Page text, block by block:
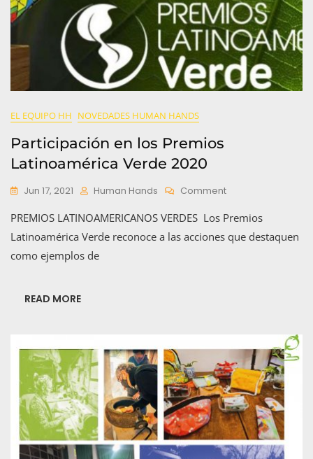
EL EQUIPO HH NOVEDADES HUMAN HANDS
Participación en los Premios
Latinoamérica Verde 2020
Jun 17, 2021 Human Hands CommentOn
En
Los
Premios
PREMIOS LATINOAMERICANOS VERDES Los Premios
Latinoamérica Verde reconoce a las acciones que destaquen
como ejemplos de
READ MORE